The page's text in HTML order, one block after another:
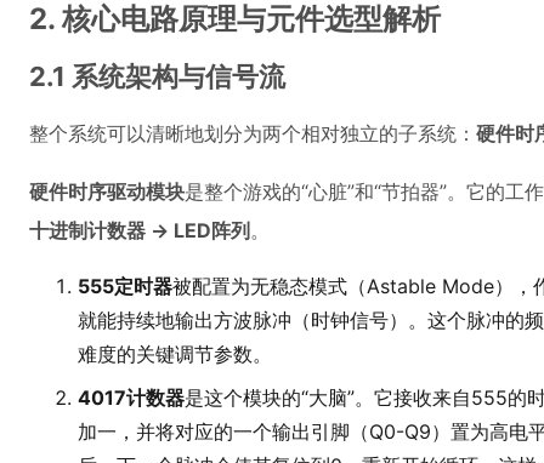
2. 核心电路原理与元件选型解析
2.1 系统架构与信号流
整个系统可以清晰地划分为两个相对独立的子系统： 硬件时
硬件时序驱动模块是整个游戏的“心脏”和“节拍器”。它的工
十进制计数器 → LED阵列 。
555定时器被配置为无稳态模式（Astable Mode），
就能持续地输出方波脉冲（时钟信号）。这个脉冲的
难度的关键调节参数。
4017计数器是这个模块的“大脑”。它接收来自555的
加一，并将对应的一个输出引脚（Q0-Q9）置为高电